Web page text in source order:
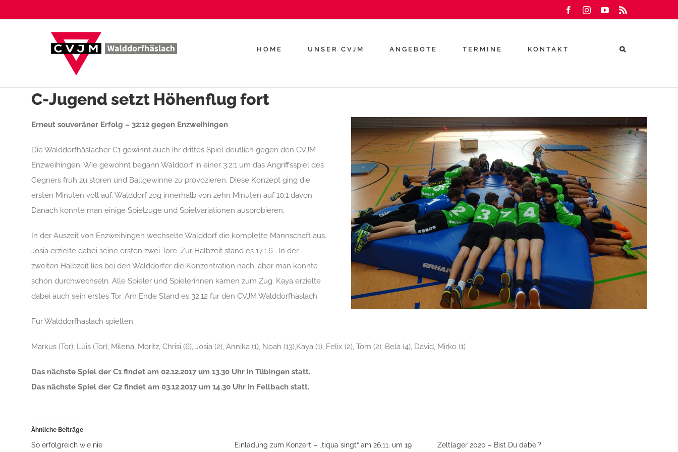
Inhalt
FacebookInstagramYouTube
HOME UNSER CVJM ANGEBOTE TERMINE KONTAKT
C-Jugend setzt Höhenflug fort
Erneut souveräner Erfolg – 32:12 gegen Enzweihingen
Die Walddorfhäslacher C1 gewinnt auch ihr drittes Spiel deutlich gegen den CVJM
Enzweihingen. Wie gewohnt begann Walddorf in einer 3:2:1 um das Angriffsspiel des
Gegners früh zu stören und Ballgewinne zu provozieren. Diese Konzept ging die
ersten Minuten voll auf. Walddorf zog innerhalb von zehn Minuten auf 10:1 davon.
Danach konnte man einige Spielzüge und Spielvariationen ausprobieren.
In der Auszeit von Enzweihingen wechselte Walddorf die komplette Mannschaft aus.
Josia erzielte dabei seine ersten zwei Tore. Zur Halbzeit stand es 17 : 6 . In der
zweiten Halbzeit lies bei den Walddorfer die Konzentration nach, aber man konnte
schön durchwechseln. Alle Spieler und Spielerinnen kamen zum Zug. Kaya erzielte
dabei auch sein erstes Tor. Am Ende Stand es 32:12 für den CVJM Walddorfhäslach.
Für Walddorfhäslach spielten:
Markus (Tor), Luis (Tor), Milena, Moritz, Chrisi (6), Josia (2), Annika (1), Noah (13),Kaya (1), Felix (2), Tom (2), Bela (4), David, Mirko (1)
Das nächste Spiel der C1 findet am 02.12.2017 um 13.30 Uhr in Tübingen statt.
Das nächste Spiel der C2 findet am 03.12.2017 um 14.30 Uhr in Fellbach statt.
Ähnliche Beiträge
So erfolgreich wie nie
Einladung zum Konzert – „tiqua singt“ am 26.11. um 19
Zeltlager 2020 – Bist Du dabei?